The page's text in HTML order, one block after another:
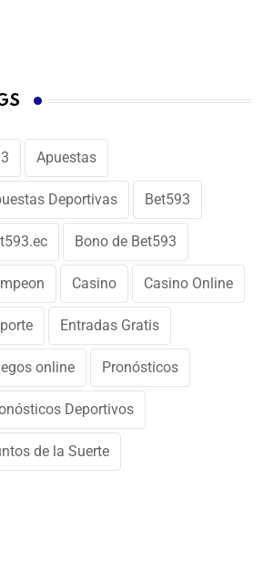
Apuestas
Deportivas Bet593
Bono de Bet593
Casino Casino Online
Entradas Gratis
online Pronósticos
Deportivos
de la Suerte